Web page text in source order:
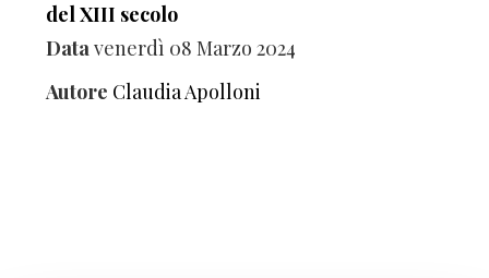
del XIII secolo
Datavenerdì 08 Marzo 2024
Autore Claudia Apolloni